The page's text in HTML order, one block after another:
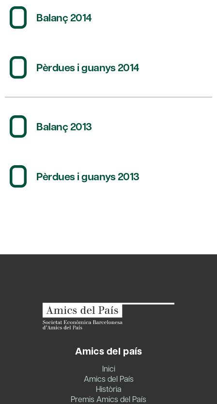
Balanç 2014
Pèrdues i guanys 2014
Balanç 2013
Pèrdues i guanys 2013
Amics del país
Inici
Amics del País
Història
Premis Amics del País